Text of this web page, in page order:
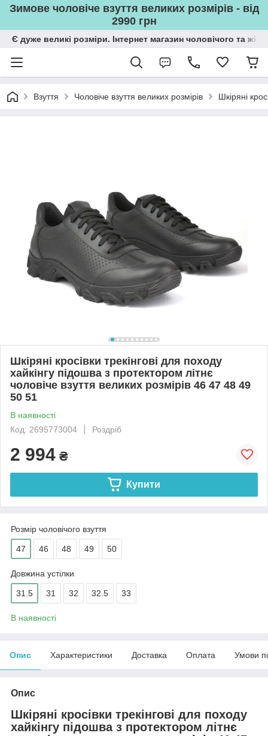
Зимове чоловіче взуття великих розмірів - від
2990 грн
Є дуже великі розміри. Інтернет магазин чоловічого та
Взуття Чоловіче взуття великих розмірів Шкіряні
Шкіряні кросівки трекінгові для походу
хайкінгу підошва з протектором літнє
чоловіче взуття великих розмірів 46 47 48 49
50 51
В наявності
Код: 2695773004
Роздріб
2 994 ₴
Купити
Розмір чоловічого взуття
47 46 48 49 50
Довжина устілки
31.5 31 32 32.5 33
В наявності
Опис Характеристики Доставка Оплата Умови
Опис
Шкіряні кросівки трекінгові для походу
хайкінгу підошва з протектором літнє